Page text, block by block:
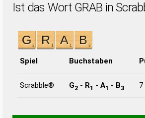
Ist das Wort GRAB in
Spiel Buchstaben
Scrabble® G2 - R1 - A1 - B3 7